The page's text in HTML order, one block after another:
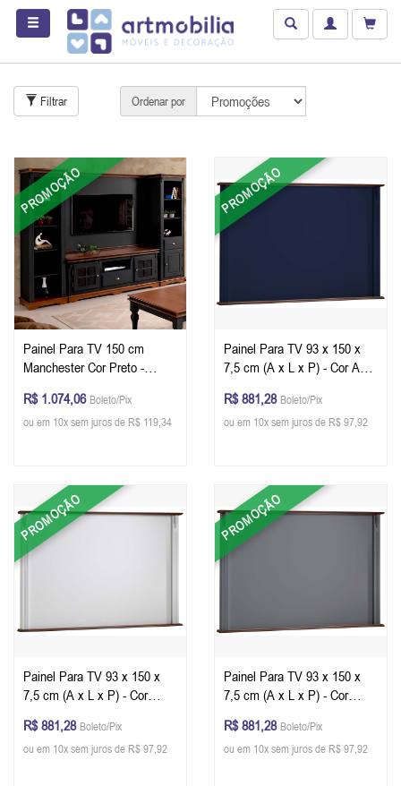
Filtrar Ordenar por
PROMOÇÃO
Painel Para TV 150 cm
Manchester Cor Preto -
R$ 1.074,06 Boleto/Pix
ou em 10x sem juros de R$ 119,34
PROMOÇÃO
Painel Para TV 93 x 150 x
7,5 cm (A x L x P) - Cor Azul
R$ 881,28 Boleto/Pix
ou em 10x sem juros de R$ 97,92
PROMOÇÃO
Painel Para TV 93 x 150 x
7,5 cm (A x L x P) - Cor
R$ 881,28 Boleto/Pix
ou em 10x sem juros de R$ 97,92
PROMOÇÃO
Painel Para TV 93 x 150 x
7,5 cm (A x L x P) - Cor
R$ 881,28 Boleto/Pix
ou em 10x sem juros de R$ 97,92